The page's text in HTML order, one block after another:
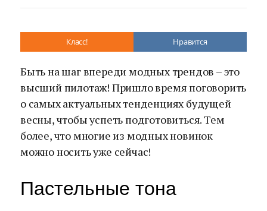
Класс! Нравится
Быть на шаг впереди модных трендов – это
высший пилотаж! Пришло время поговорить
о самых актуальных тенденциях будущей
весны, чтобы успеть подготовиться. Тем
более, что многие из модных новинок
можно носить уже сейчас!
Пастельные тона